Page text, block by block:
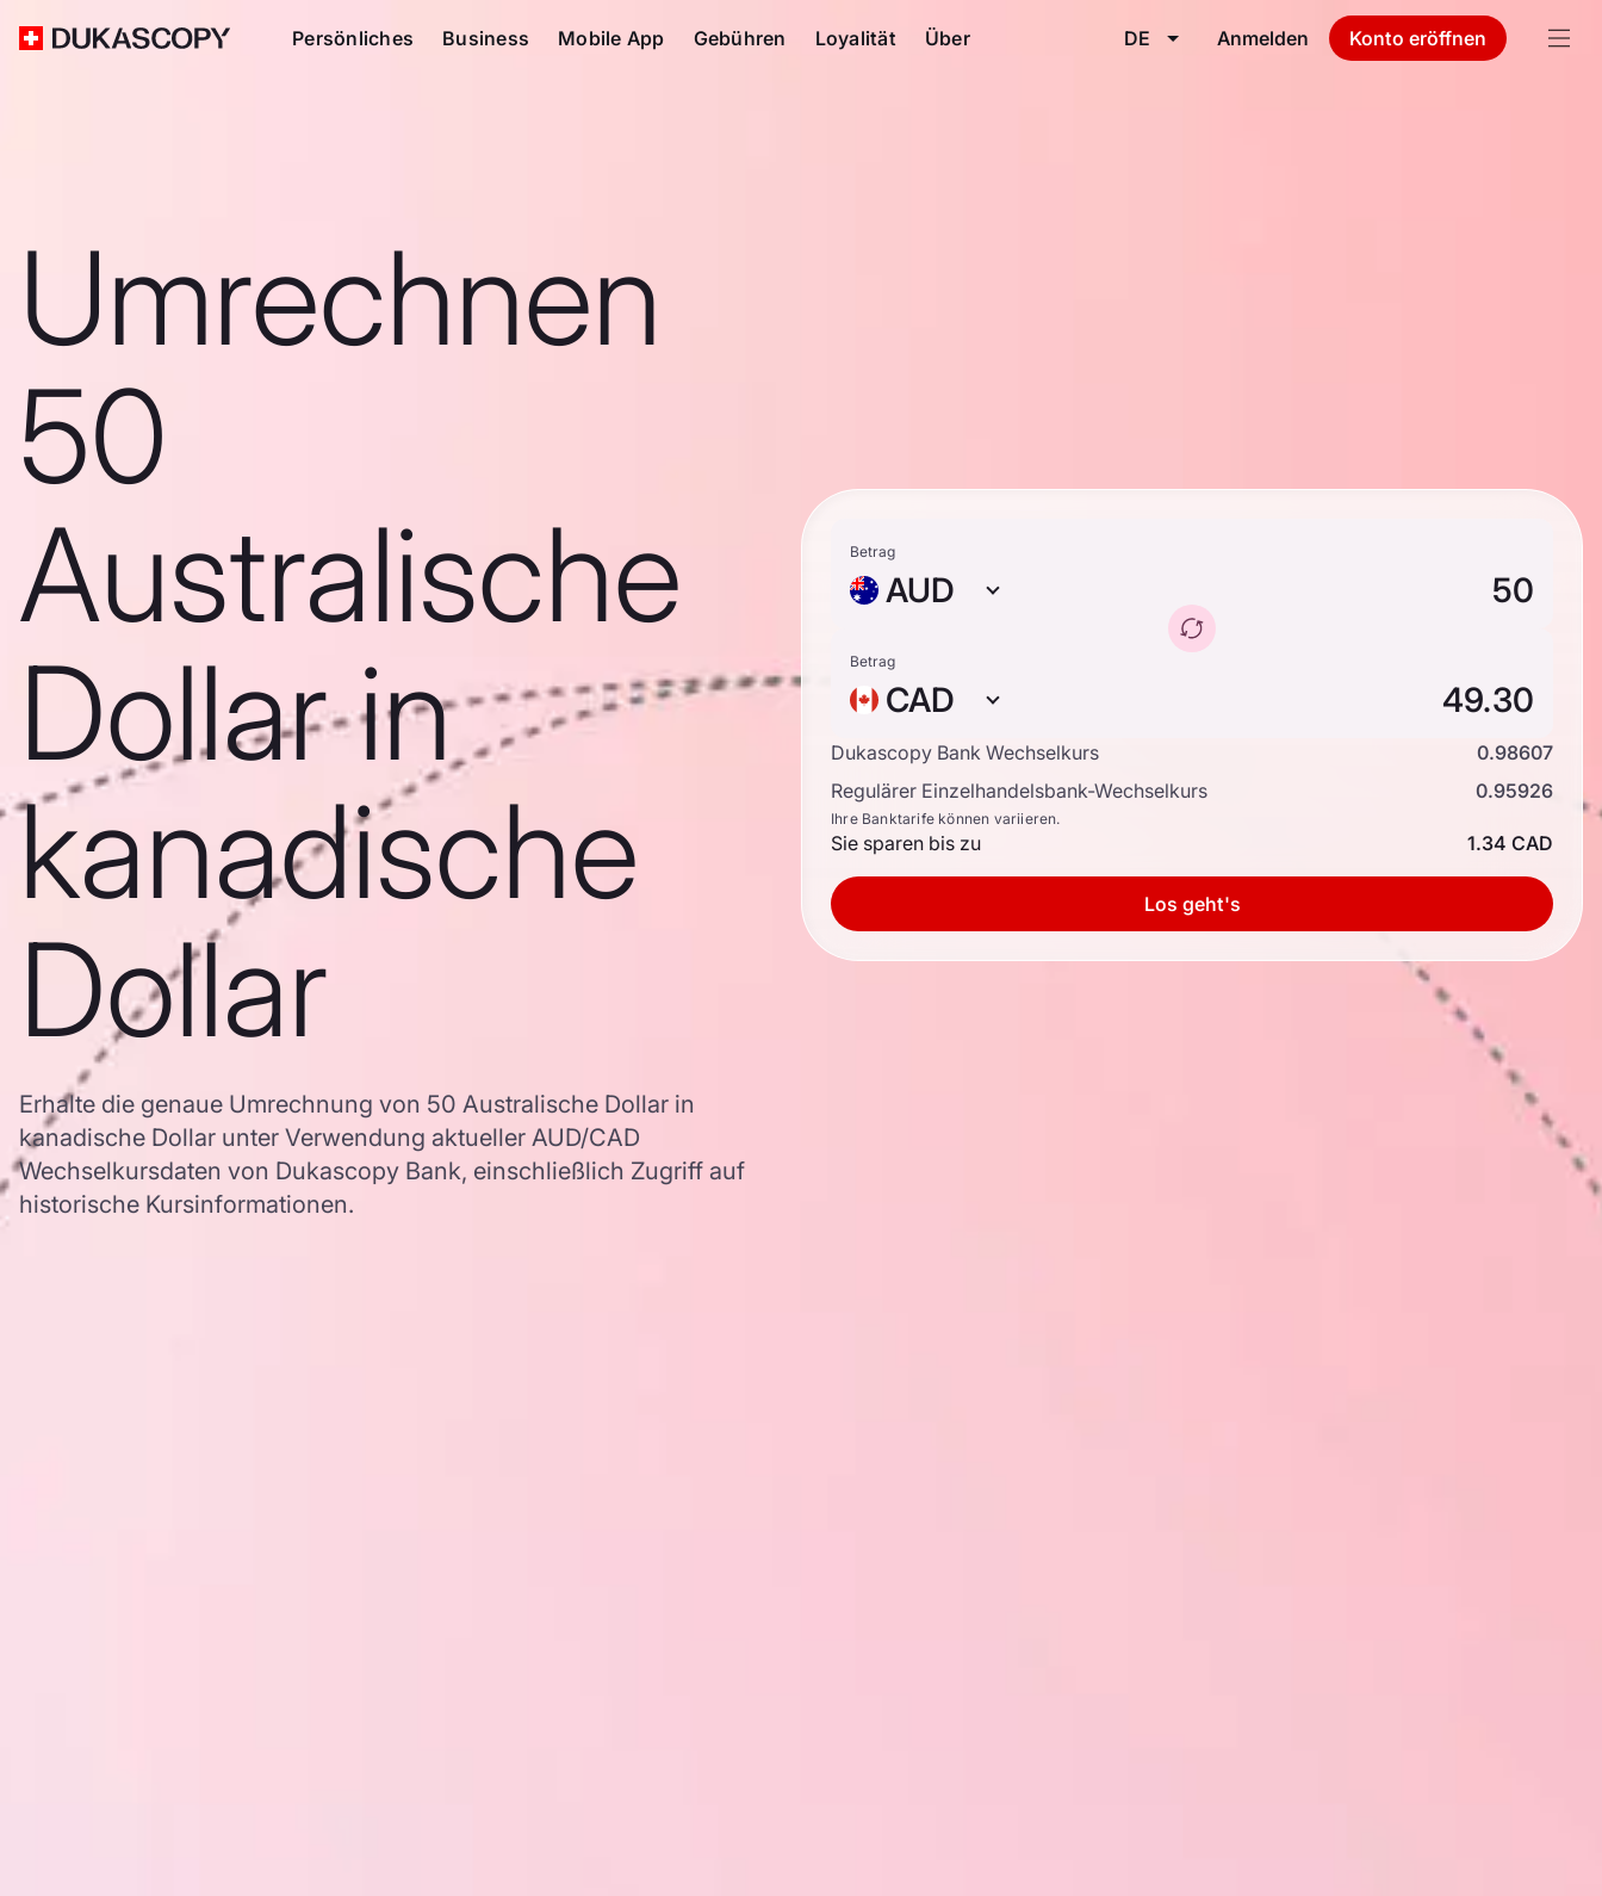
Persönliches Business Mobile App Gebühren Loyalität Über DE Anmelden Konto eröffnen
Umrechnen
50
Australische
Dollar in
kanadische
Dollar
Erhalte die genaue Umrechnung von 50 Australische Dollar in
kanadische Dollar unter Verwendung aktueller AUD/CAD
Wechselkursdaten von Dukascopy Bank, einschließlich Zugriff auf
historische Kursinformationen.
Betrag
AUD
Betrag
CAD
Dukascopy Bank Wechselkurs
0.98607
Regulärer Einzelhandelsbank-Wechselkurs
0.95926
Ihre Banktarife können variieren.
Sie sparen bis zu 1.34 CAD
Los geht's